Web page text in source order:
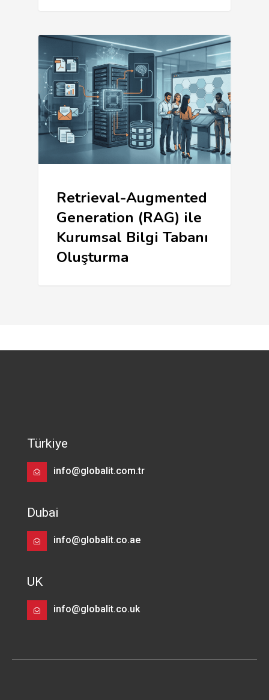
Retrieval-Augmented
Generation (RAG) ile
Kurumsal Bilgi Tabanı
Oluşturma
Türkiye
info@globalit.com.tr
Dubai
info@globalit.co.ae
UK
info@globalit.co.uk